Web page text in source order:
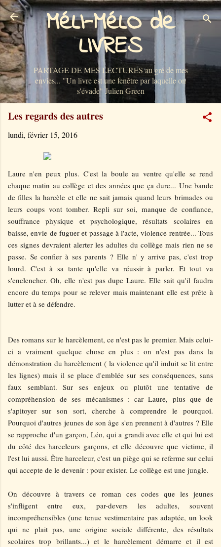
Accéder au contenu principal
MéLI-MéLO de
LIVRES
PARTAGE DE MES LECTURES au gré de mes
envies... "Un livre est une fenêtre par laquelle on
s'évade" Julien Green
Les regards des autres
lundi, février 15, 2016
Laure n'en peux plus. C'est la boule au ventre qu'elle se rend
chaque matin au collège et des années que ça dure... Une bande
de filles la harcèle et elle ne sait jamais quand leurs brimades ou
leurs coups vont tomber. Repli sur soi, manque de confiance,
souffrance physique et psychologique, résultats scolaires en
baisse, envie de fuguer et passage à l'acte, violence rentrée... Tous
ces signes devraient alerter les adultes du collège mais rien ne se
passe. Se confier à ses parents ? Elle n' y arrive pas, c'est trop
lourd. C'est à sa tante qu'elle va réussir à parler. Et tout va
s'enclencher. Oh, elle n'est pas dupe Laure. Elle sait qu'il faudra
encore du temps pour se relever mais maintenant elle est prête à
lutter et à se défendre.
Des romans sur le harcèlement, ce n'est pas le premier. Mais celui-
ci a vraiment quelque chose en plus : on n'est pas dans la
démonstration du harcèlement ( la violence qu'il induit se lit entre
les lignes) mais il se place d'emblée sur ses conséquences, sans
faux semblant. Sur ses enjeux ou plutôt une tentative de
compréhension de ses mécanismes : car Laure, plus que de
s'apitoyer sur son sort, cherche à comprendre le pourquoi.
Pourquoi d'autres jeunes de son âge s'en prennent à d'autres ? Elle
se rapproche d'un garçon, Léo, qui a grandi avec elle et qui lui est
du côté des harceleurs garçons, et elle découvre que victime, il
l'est lui aussi. Être harceleur, c'est un piège qui se referme sur celui
qui accepte de le devenir : pour exister. Le collège est une jungle.
On découvre à travers ce roman ces codes que les jeunes
s'infligent entre eux, par-devers les adultes, souvent
incompréhensibles (une tenue vestimentaire pas adaptée, un look
qui ne plait pas, une origine sociale différente, des résultats
scolaires trop brillants...) et le harcèlement démarre et il est